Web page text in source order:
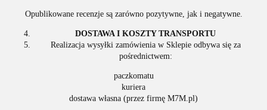
Opublikowane recenzje są zarówno pozytywne, jak i negatywne.
DOSTAWA I KOSZTY TRANSPORTU
Realizacja wysyłki zamówienia w Sklepie odbywa się za
pośrednictwem:
paczkomatu
kuriera
dostawa własna (przez firmę M7M.pl)